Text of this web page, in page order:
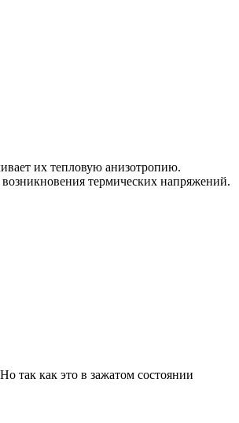
их тепловую анизотропию.
термических напряжений.
так как это в зажатом состоянии